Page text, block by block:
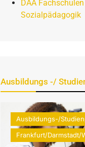
DAA
Sozialpädagogik
Ausbildungs -/
Ausbildungs-/
Frankfurt/Darmstadt/